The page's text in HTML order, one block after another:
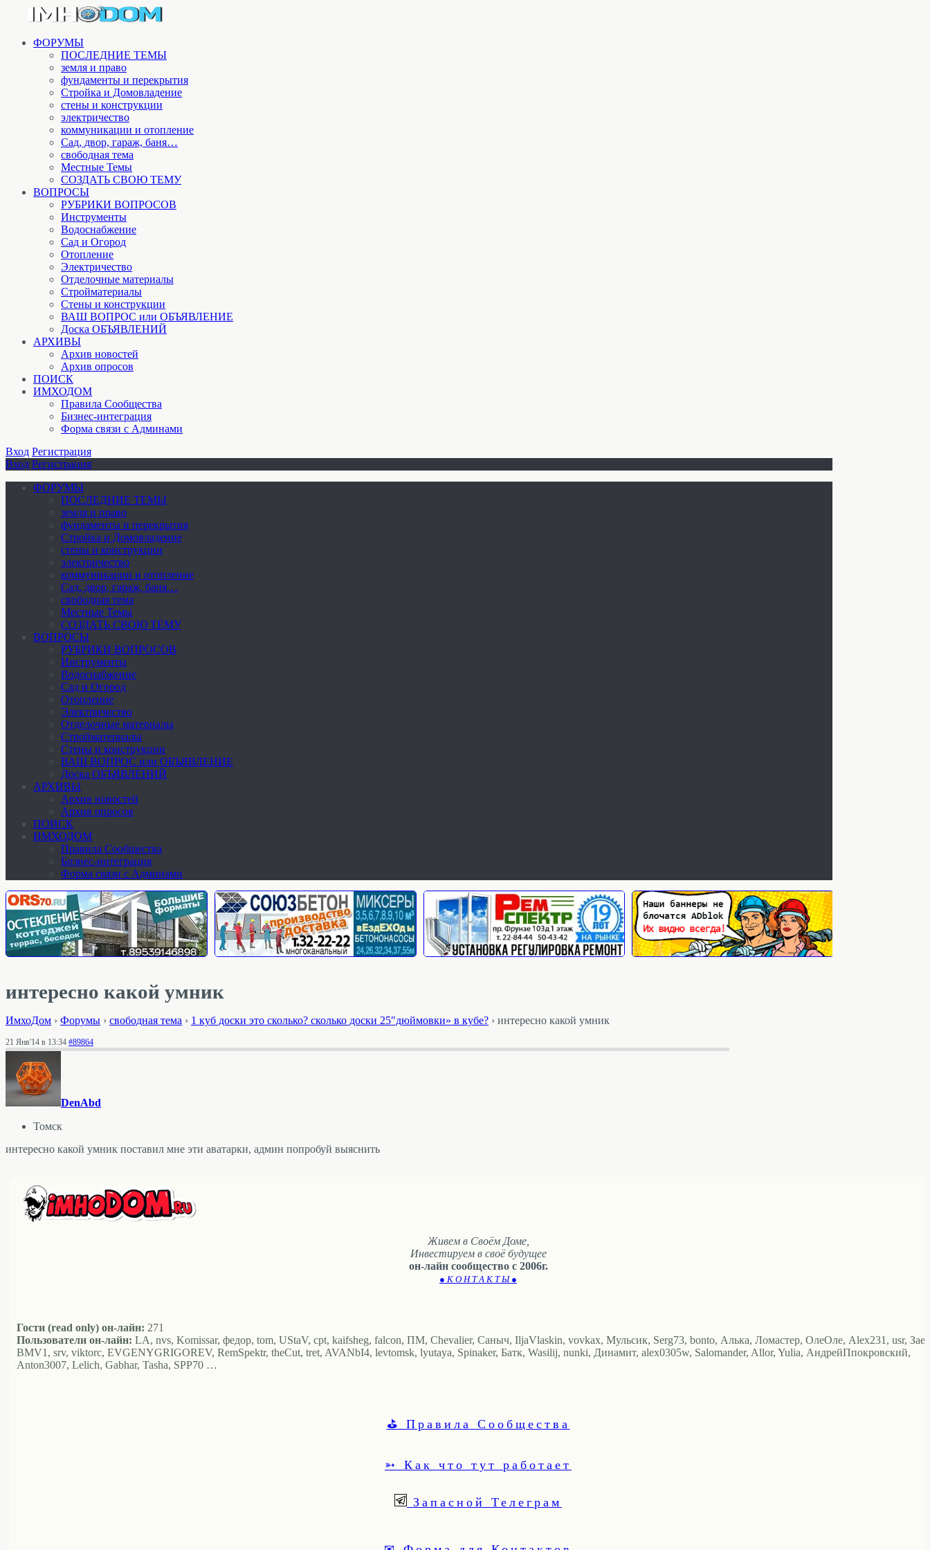
ФОРУМЫ
ПОСЛЕДНИЕ ТЕМЫ
земля и право
фундаменты и перекрытия
Стройка и Домовладение
стены и конструкции
электричество
коммуникации и отопление
Cад, двор, гараж, баня…
свободная тема
Местные Темы
СОЗДАТЬ СВОЮ ТЕМУ
ВОПРОСЫ
РУБРИКИ ВОПРОСОВ
Инструменты
Водоснабжение
Сад и Огород
Отопление
Электричество
Отделочные материалы
Стройматериалы
Стены и конструкции
ВАШ ВОПРОС или ОБЪЯВЛЕНИЕ
Доска ОБЪЯВЛЕНИЙ
АРХИВЫ
Архив новостей
Архив опросов
ПОИСК
ИМХОДОМ
Правила Сообщества
Бизнес-интеграция
Форма связи с Админами
Вход Регистрация
Вход Регистрация
ФОРУМЫ
ПОСЛЕДНИЕ ТЕМЫ
земля и право
фундаменты и перекрытия
Стройка и Домовладение
стены и конструкции
электричество
коммуникации и отопление
Cад, двор, гараж, баня…
свободная тема
Местные Темы
СОЗДАТЬ СВОЮ ТЕМУ
ВОПРОСЫ
РУБРИКИ ВОПРОСОВ
Инструменты
Водоснабжение
Сад и Огород
Отопление
Электричество
Отделочные материалы
Стройматериалы
Стены и конструкции
ВАШ ВОПРОС или ОБЪЯВЛЕНИЕ
Доска ОБЪЯВЛЕНИЙ
АРХИВЫ
Архив новостей
Архив опросов
ПОИСК
ИМХОДОМ
Правила Сообщества
Бизнес-интеграция
Форма связи с Админами
интересно какой умник
ИмхоДом › Форумы › свободная тема › 1 куб доски это сколько? сколько доски 25″дюймовки» в кубе? › интересно какой умник
21 Янв'14 в 13:34 #89864
DenAbd
Томск
интересно какой умник поставил мне эти аватарки, админ попробуй выяснить
Живем в Своём Доме,
Инвестируем в своё будущее
он-лайн сообщество с 2006г.
● К О Н Т А К Т Ы ●
Гости (read only) он-лайн: 271
Пользователи он-лайн: LA, nvs, Komissar, федор, tom, UStaV, cpt, kaifsheg, falcon, ПМ, Chevalier, Саныч, IljaVlaskin, vovkax, Мульсик, Serg73, bonto, Алька, Ломастер, ОлеОле, Alex231, usr,
BMV1, srv, viktorc, EVGENYGRIGOREV, RemSpektr, theCut, tret, AVANbI4, levtomsk, lyutaya, Spinaker, Батк, Wasilij, nunki, Динамит, alex0305w, Salomander, Allor, Yulia, АндрейПпокровский,
Anton3007, Lelich, Gabhar, Tasha, SPP70 …
⛳ Правила Сообщества
➳ Как что тут работает
Запасной Телеграм